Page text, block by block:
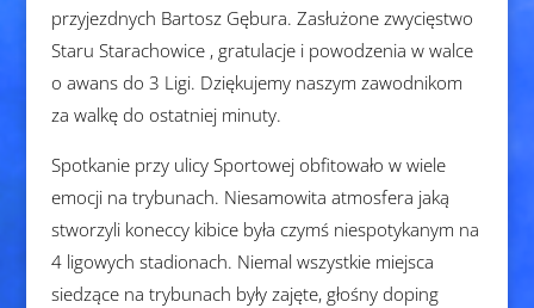
przyjezdnych Bartosz Gębura. Zasłużone zwycięstwo
Staru Starachowice , gratulacje i powodzenia w walce
o awans do 3 Ligi. Dziękujemy naszym zawodnikom
za walkę do ostatniej minuty.
Spotkanie przy ulicy Sportowej obfitowało w wiele
emocji na trybunach. Niesamowita atmosfera jaką
stworzyli koneccy kibice była czymś niespotykanym na
4 ligowych stadionach. Niemal wszystkie miejsca
siedzące na trybunach były zajęte, głośny doping